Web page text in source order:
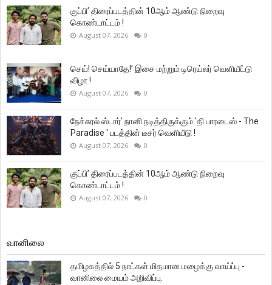
குப்பி’ திரைப்படத்தின் 10ஆம் ஆண்டு நிறைவு
கொண்டாட்டம் !
August 07, 2026 0
செய்! செய்யாதே!’ இசை மற்றும் டிரெய்லர் வெளியீட்டு
விழா !
August 07, 2026 0
நேச்சுரல் ஸ்டார்' நானி நடித்திருக்கும் 'தி பாரடைஸ் - The
Paradise ' படத்தின் டீசர் வெளியீடு !
August 07, 2026 0
குப்பி’ திரைப்படத்தின் 10ஆம் ஆண்டு நிறைவு
கொண்டாட்டம் !
August 07, 2026 0
வானிலை
தமிழகத்தில் 5 நாட்கள் மிதமான மழைக்கு வாய்ப்பு -
வானிலை மையம் அறிவிப்பு.